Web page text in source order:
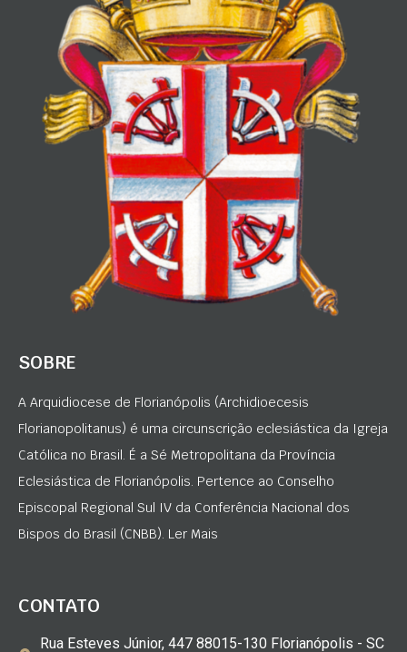
SOBRE
A Arquidiocese de Florianópolis (Archidioecesis
Florianopolitanus) é uma circunscrição eclesiástica da Igreja
Católica no Brasil. É a Sé Metropolitana da Província
Eclesiástica de Florianópolis. Pertence ao Conselho
Episcopal Regional Sul IV da Conferência Nacional dos
Bispos do Brasil (CNBB). Ler Mais
CONTATO
Rua Esteves Júnior, 447 88015-130 Florianópolis - SC